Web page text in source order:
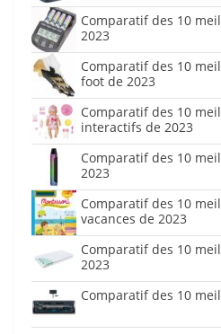
Comparatif des 10
2023
Comparatif des 10
foot de 2023
Comparatif des 10
interactifs de 2023
Comparatif des 10
2023
Comparatif des 10
vacances de 2023
Comparatif des 10
2023
Comparatif des 10